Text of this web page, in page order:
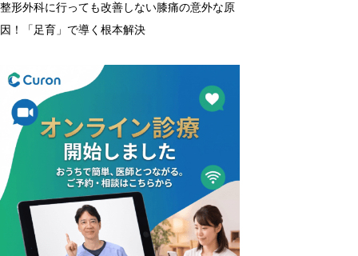
整形外科に行っても改善しない膝痛の意外な原
因！「足育」で導く根本解決